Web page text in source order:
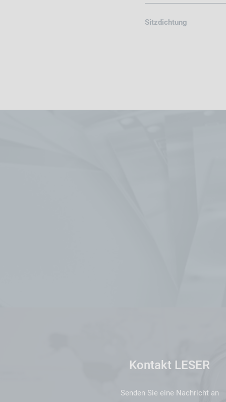
Sitzdichtung
Kontakt LESER
Senden Sie eine Nachricht an